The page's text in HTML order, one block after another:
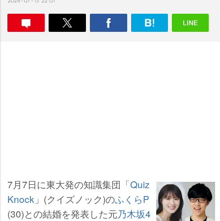
7月7日に東大発の知識集団「Quiz
Knock 」(クイズノック)のふくらP
(30)との結婚を発表した元乃木坂4